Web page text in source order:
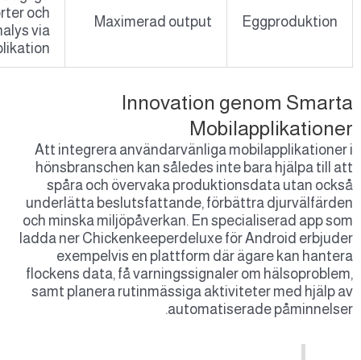
Maximerad output
rapporter och
analys via
applikation
Innovation genom
Att integrera användarvänliga
hönsbranschen kan således inte bara
spåra och övervaka produktionsdata
underlätta beslutsfattande, förbättra
och minska miljöpåverkan. En
ladda ner Chickenkeeperdeluxe för
exempelvis en plattform där ägare
flockens data, få varningssignaler om
samt planera rutinmässiga aktiviteter
automatiserade